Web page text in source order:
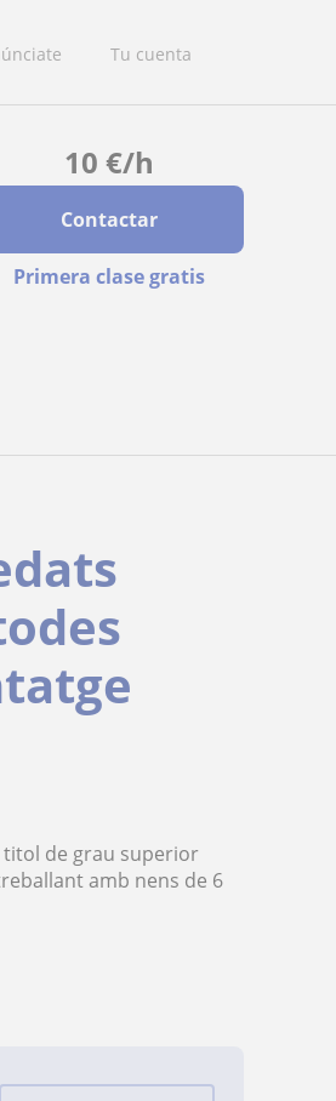
Tu cuenta
10 €/h
Contactar
Primera clase gratis
titol de grau superior
amb nens de 6